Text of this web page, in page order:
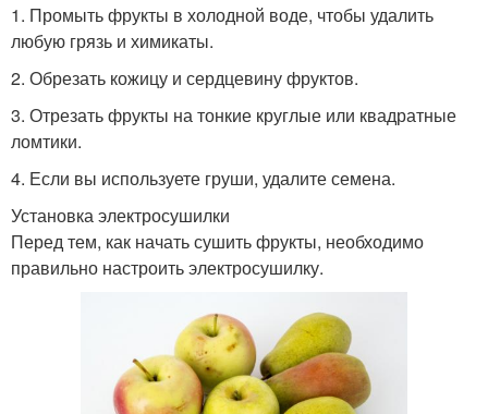
1. Промыть фрукты в холодной воде, чтобы удалить
любую грязь и химикаты.
2. Обрезать кожицу и сердцевину фруктов.
3. Отрезать фрукты на тонкие круглые или квадратные
ломтики.
4. Если вы используете груши, удалите семена.
Установка электросушилки
Перед тем, как начать сушить фрукты, необходимо
правильно настроить электросушилку.